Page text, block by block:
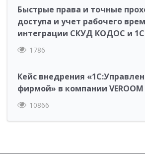
Быстрые права и точные
доступа и учет рабочего
интеграции СКУД КОДОС и
1786
Кейс внедрения
фирмой» в компании VEROOM
10866